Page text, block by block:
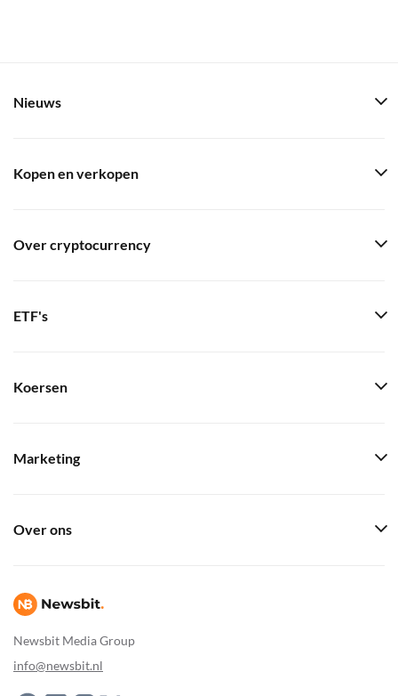
Newsbit Media Group
info@newsbit.nl
Nieuws
Kopen en verkopen
Over cryptocurrency
ETF's
Koersen
Marketing
Over ons